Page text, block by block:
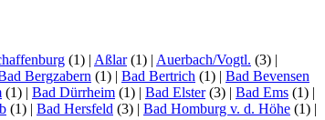
(1) | Aßlar(1) | Auerbach/Vogtl. (3) |
Bergzabern (1) | Bad Bertrich (1) | Bad Bevensen
(1) | Bad Dürrheim (1) | Bad Elster(3) | Bad Ems (1) |
(1) | Bad Hersfeld (3) | Bad Homburg v. d. Höhe (1) |